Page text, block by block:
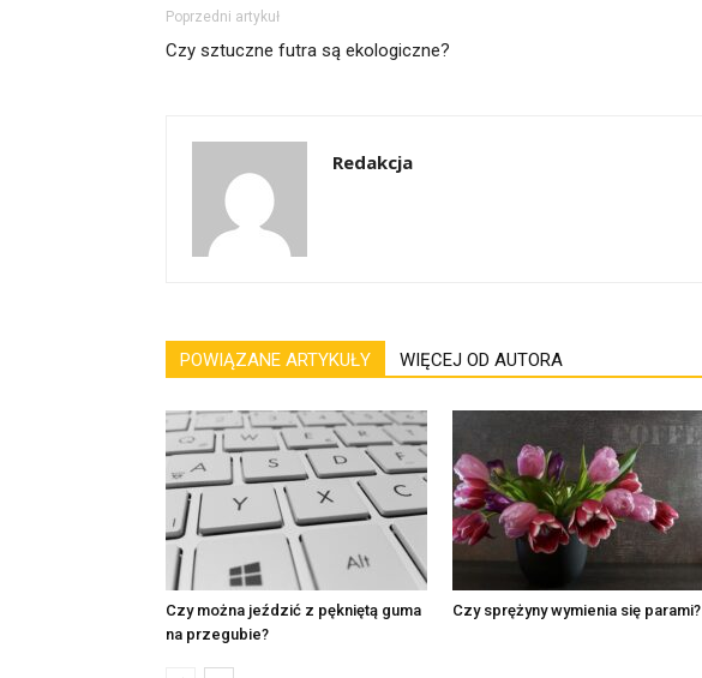
Poprzedni artykuł
Czy sztuczne futra są ekologiczne?
Redakcja
POWIĄZANE ARTYKUŁY WIĘCEJ OD AUTORA
Czy można jeździć z pękniętą guma
na przegubie?
Czy sprężyny wymienia się parami?